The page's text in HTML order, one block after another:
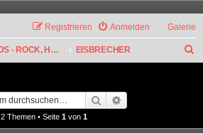
Galerie
Anmelden
Registrieren
BANDS - ROCK, HARD ROCK, ALTERNATIVE EISBRECHER
Suche
2 Themen • Seite 1 von 1